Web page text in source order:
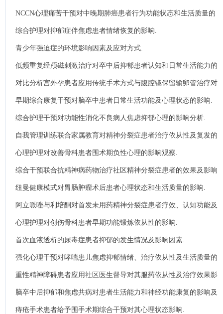
NCCN心理痛苦干预对中晚期肺癌患者行为功能状态和生活质量的
影响.
综合护理对抑郁症伴焦虑患者情绪恢复的影响.
青少年强迫症的环境影响因素及应对方式.
低频重复经颅磁刺激治疗对卒中后抑郁患者认知和日常生活能力的
影响.
对比分析宫外孕患者应用传统手术方式与腹腔镜保留输卵管治疗对
患者生活质量及负性情绪的影响.
早期综合康复干预对脑卒中患者日常生活功能及心理状态的影响.
综合护理干预对功能性消化不良病人焦虑抑郁心理的影响分析.
自我管理训练联合家属教育对精神分裂症患者治疗依从性及复发的
影响.
心理护理对改善骨科患者围术期负性心理的影响观察.
综合干预联合抗精神病药物治疗社区精神分裂症患者的效果及影响
其社会功能恢复的相关因素分析.
纽曼健康模式对胃肠肿瘤术后患者心理状态和生活质量的影响.
阿立哌唑与利培酮对首发未用药精神分裂症患者疗效、认知功能及
血清BDNF浓度的影响.
心理护理对创伤骨科患者早期功能锻炼依从性的影响.
首次血液透析的尿毒症患者抑郁的发生情况及影响因素.
强化心理干预对哮喘患儿焦虑抑郁情绪、治疗依从性及生活质量的
影响.
重性精神障碍患者应用社区医生督导对其服药依从性及治疗效果影
响.
脑卒中后抑郁和焦虑共病对患者生活能力和神经功能康复的影响及
护理对策.
痔疮手术患者给予围手术期综合干预对其心理状态影响.